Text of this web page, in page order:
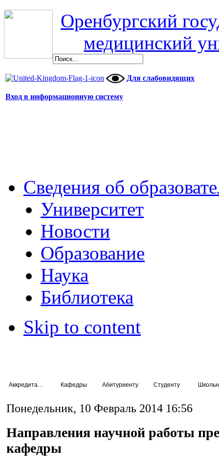
Оренбургский
медицинский
Для слабовидящих
Вход в информационную систему
Сведения об
Университет
Новости
Образование
Наука
Библиотека
Skip to content
Кафедры Абитуриенту Студенту
Понедельник, 10 Февраль 2014 16:56
Направления научной работы
кафедры